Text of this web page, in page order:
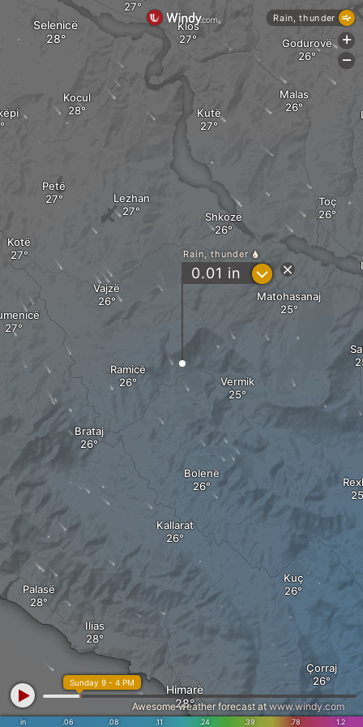
Shkozë
Matohasanaj
Lezhan
Bolenë
Vermik
Ramicë
Kallarat
Kotë
Petë
Vajzë
Toç
Brataj
Kutë
Malas
Godurovë
Klos
Kuç
Çorraj
Himarë
Selenicë
Kocul
Palasë
Ilias
Rain, thunder
0.01 in ?
in .06 .08 .11 .24 .39 .78 1.2
Sunday 9 - 4 PM
Awesome weather forecast at www.windy.com
Rain, thunder
+
-